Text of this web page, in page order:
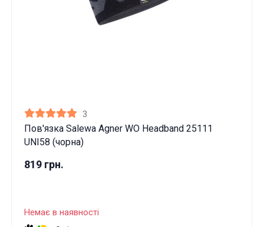
3
Пов'язка Salewa Agner WO Headband 25111
UNI58 (чорна)
819 грн.
Немає в наявності